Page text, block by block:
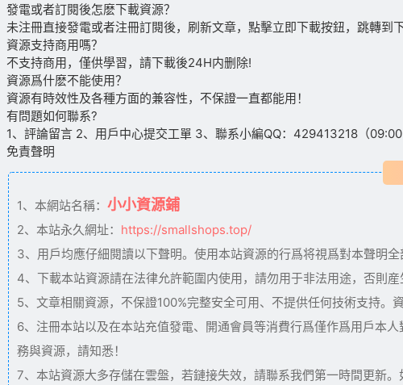
發電或者訂閱後怎麽下載資源？
未注冊直接發電或者注冊訂閱後，刷新文章，點擊立即下載按鈕，跳轉到
資源支持商用嗎？
不支持商用，僅供學習，請下載後24H内删除!
資源爲什麽不能使用？
資源有時效性及各種方面的兼容性，不保證一直都能用！
有問題如何聯系?
1、評論留言 2、用戶中心提交工單 3、聯系小編QQ：429413218（09:00
免責聲明
1、本網站名稱： 小小資源鋪
2、本站永久網址： https://smallshops.top/
3、用戶均應仔細閱讀以下聲明。使用本站資源的行爲将視爲對本聲明全
4、下載本站資源請在法律允許範圍内使用，請勿用于非法用途，否則産
5、文章相關資源，不保證100%完整安全可用、不提供任何技術支持。
6、注冊本站以及在本站充值發電、開通會員等消費行爲僅作爲用戶本
務與資源，請知悉！
7、本站資源大多存儲在雲盤，若鏈接失效，請聯系我們第一時間更新